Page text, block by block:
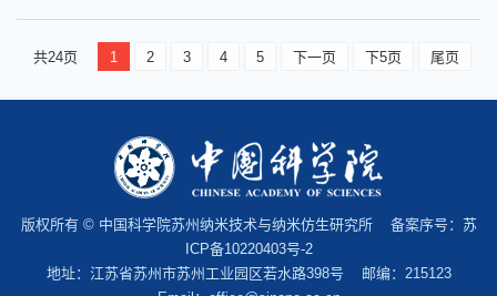
共24页 1 2 3 4 5 下一页 下5页 尾页
版权所有 © 中国科学院苏州纳米技术与纳米仿生研究所 备案序号： 苏
ICP备10220403号-2
地址：江苏省苏州市苏州工业园区若水路398号 邮编：215123